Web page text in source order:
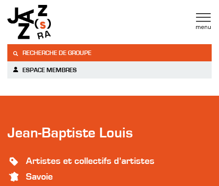
RECHERCHE DE GROUPE
ESPACE MEMBRES
Jean-Baptiste Louis
Artistes et collectifs d'artistes
Savoie